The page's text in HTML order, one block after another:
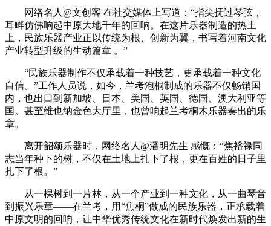
网络名人@文创客 在社交媒体上写道：“指尖抚过琴弦，
耳畔仿佛响起中原大地千年的回响。在这片乐器制造的热土
上，民族乐器产业正以传统为根、创新为翼，书写着河南文化
产业转型升级的生动篇章 。”
“民族乐器制作不仅承载着一种技艺，更承载着一种文化
自信。”工作人员说，如今，兰考泡桐制成的乐器不仅畅销国
内，也出口到新加坡、日本、美国、英国、德国、澳大利亚等
国。甚至维也纳金色大厅里，也曾响起兰考桐木乐器奏出的乐
章。
离开韶颂乐器时，网络名人@潘明先生 感慨：“焦裕禄同
志当年种下的树，不仅在土地上扎下了根，更在百姓的日子里
扎下了根。”
从一棵树到一片林，从一个产业到一种文化，从一曲琴音
到振兴乐章——在兰考，用“焦桐”做成的民族乐器，正承载着
中原文明的回响，让中华优秀传统文化在新时代焕发出新的生